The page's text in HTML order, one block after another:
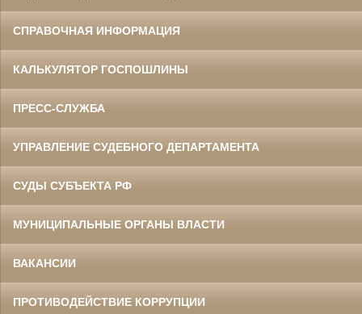
СПРАВОЧНАЯ ИНФОРМАЦИЯ
КАЛЬКУЛЯТОР ГОСПОШЛИНЫ
ПРЕСС-СЛУЖБА
УПРАВЛЕНИЕ СУДЕБНОГО ДЕПАРТАМЕНТА
СУДЫ СУБЪЕКТА РФ
МУНИЦИПАЛЬНЫЕ ОРГАНЫ ВЛАСТИ
ВАКАНСИИ
ПРОТИВОДЕЙСТВИЕ КОРРУПЦИИ